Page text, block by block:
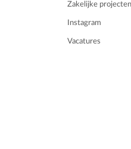
Zakelijke
Instagram
Vacatures